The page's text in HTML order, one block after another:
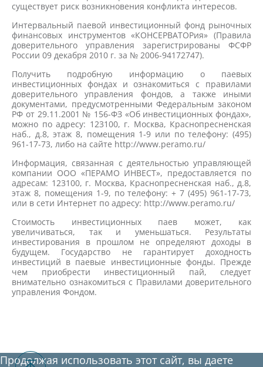
существует риск возникновения конфликта интересов.
Интервальный паевой инвестиционный фонд рыночных
финансовых инструментов «КОНСЕРВАТОРия» (Правила
доверительного управления зарегистрированы ФСФР
России 09 декабря 2010 г. за № 2006-94172747).
Получить подробную информацию о паевых
инвестиционных фондах и ознакомиться с правилами
доверительного управления фондов, а также иными
документами, предусмотренными Федеральным законом
РФ от 29.11.2001 № 156-ФЗ «Об инвестиционных фондах»,
можно по адресу: 123100, г. Москва, Краснопресненская
наб., д.8, этаж 8, помещения 1-9 или по телефону: (495)
961-17-73, либо на сайте http://www.peramo.ru/
Информация, связанная с деятельностью управляющей
компании ООО «ПЕРАМО ИНВЕСТ», предоставляется по
адресам: 123100, г. Москва, Краснопресненская наб., д.8,
этаж 8, помещения 1-9, по телефону: + 7 (495) 961-17-73,
или в сети Интернет по адресу: http://www.peramo.ru/
Стоимость инвестиционных паев может, как
увеличиваться, так и уменьшаться. Результаты
инвестирования в прошлом не определяют доходы в
будущем. Государство не гарантирует доходность
инвестиций в паевые инвестиционные фонды. Прежде
чем приобрести инвестиционный пай, следует
внимательно ознакомиться с Правилами доверительного
управления Фондом.
Продолжая использовать этот сайт, вы даете